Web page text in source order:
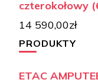
czterokołowy
14 590,00zł
PRODUKTY
ETAC